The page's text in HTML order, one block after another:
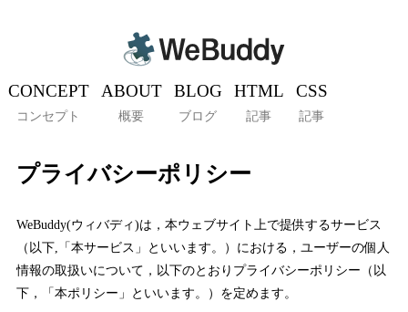
CONCEPT
コンセプト
ABOUT
概要
BLOG
ブログ
HTML
記事
CSS
記事
プライバシーポリシー
WeBuddy(ウィバディ)は，本ウェブサイト上で提供するサービス
（以下,「本サービス」といいます。）における，ユーザーの個人
情報の取扱いについて，以下のとおりプライバシーポリシー（以
下，「本ポリシー」といいます。）を定めます。